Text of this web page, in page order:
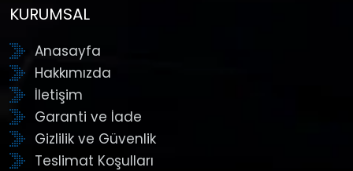
KURUMSAL
Anasayfa
Hakkımızda
İletişim
Garanti ve İade
Gizlilik ve Güvenlik
Teslimat Koşulları